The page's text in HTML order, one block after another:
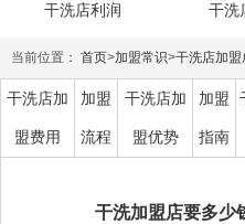
干洗店利润 干洗
当前位置： 首页>加盟常识>干洗店加盟
干洗店加
盟费用
加盟
流程
干洗店加
盟优势
加盟
指南
干洗加盟店要多少